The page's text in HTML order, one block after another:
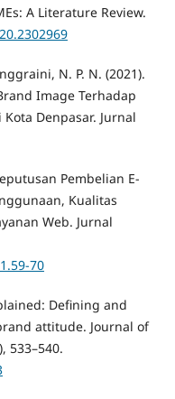
A Literature Review.
N. P. N. (2021).
Image Terhadap
Denpasar. Jurnal
Pembelian E-
Kualitas
Web. Jurnal
70
Defining and
attitude. Journal of
533–540.